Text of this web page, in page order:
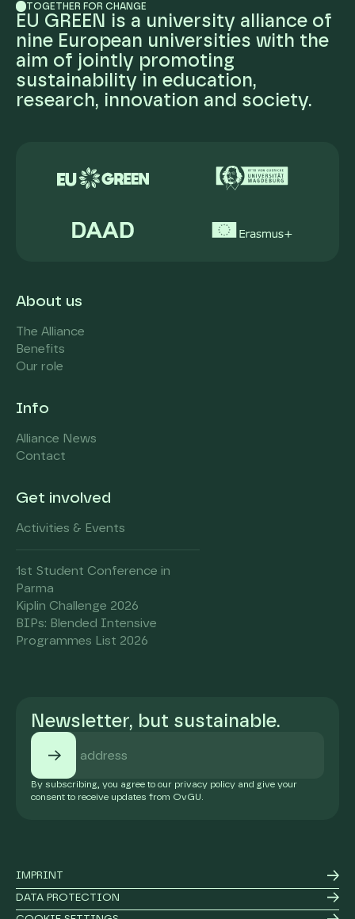
TOGETHER FOR CHANGE
EU GREEN is a university alliance of
nine European universities with the
aim of jointly promoting
sustainability in education,
research, innovation and society.
About us
The Alliance
Benefits
Our role
Info
Alliance News
Contact
Get involved
Activities & Events
1st Student Conference in
Parma
Kiplin Challenge 2026
BIPs: Blended Intensive
Programmes List 2026
Newsletter, but sustainable.
By subscribing, you agree to our privacy policy and give your
consent to receive updates from OvGU.
IMPRINT
DATA PROTECTION